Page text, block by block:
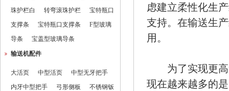
珠护栏白
转弯滚珠护栏
宝特瓶口
支撑条
宝特瓶口支撑条
F型玻璃
导条
宝盖型玻璃导条
输送机配件
大活页 中型活页
中型无牙把手
内牙中型把手
弓形侧板
不锈钢钣
虑建立柔性化生
支持。在输送生
用。
为了实现更高
现在越来越多的